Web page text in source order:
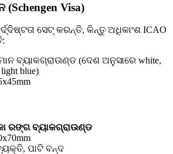
Visa)
ସେଟ୍ କରନ୍ତି, କିନ୍ତୁ ଅଧିକାଂଶ ICAO
ବ୍ୟାକଗ୍ରାଉଣ୍ଡ (ଦେଶ ଅନୁସାରେ white,
blue)
ରଙ୍ଗ ବ୍ୟାକଗ୍ରାଉଣ୍ଡ
ପାଟି ବନ୍ଦ